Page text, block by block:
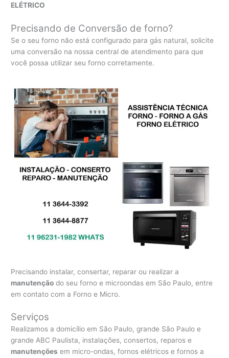
ELÉTRICO
Precisando de Conversão de forno?
Se o seu forno não está configurado para gás natural, solicite
uma conversão na nossa central de atendimento para que
você possa utilizar seu forno corretamente.
Precisando instalar, consertar, reparar ou realizar a
manutenção do seu forno e microondas em São Paulo, entre
em contato com a Forno e Micro.
Serviços
Realizamos a domicílio em São Paulo, grande São Paulo e
grande ABC Paulista, instalações, consertos, reparos e
manutenções em micro-ondas, fornos elétricos e fornos a